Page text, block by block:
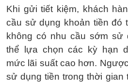
Khi gửi tiết kiệm, khách
cầu sử dụng khoản tiền đó
không có nhu cầu sớm sử
thể lựa chọn các kỳ hạn
mức lãi suất cao hơn.
sử dụng tiền trong thời gian